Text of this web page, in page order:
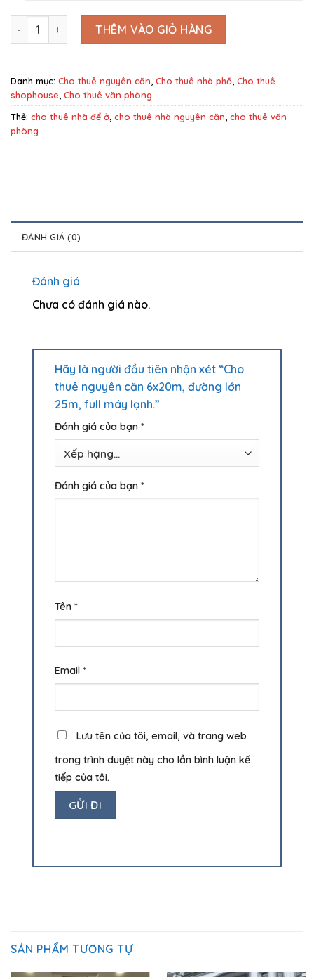
Cho thuê nguyên căn 6x20m, đường lớn 25m, full máy lạnh. số
THÊM VÀO GIỎ HÀNG
Danh mục: Cho thuê nguyên căn, Cho thuê nhà phố, Cho thuê
shophouse, Cho thuê văn phòng
Thẻ: cho thuê nhà để ở, cho thuê nhà nguyên căn, cho thuê văn
phòng
ĐÁNH GIÁ (0)
Đánh giá
Chưa có đánh giá nào.
Hãy là người đầu tiên nhận xét “Cho
thuê nguyên căn 6x20m, đường lớn
25m, full máy lạnh.”
Đánh giá của bạn *
Đánh giá của bạn *
Tên *
Email *
Lưu tên của tôi, email, và trang web
trong trình duyệt này cho lần bình luận kế
tiếp của tôi.
SẢN PHẨM TƯƠNG TỰ